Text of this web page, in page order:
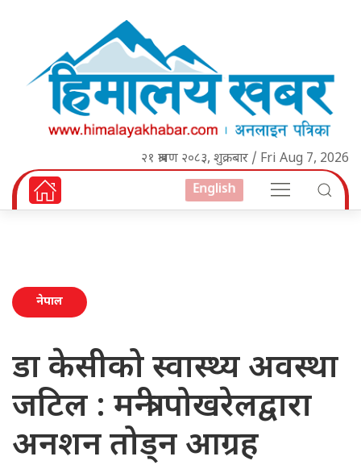
२१ श्रावण २०८३, शुक्रबार / Fri Aug 7, 2026
English
नेपाल
डा केसीको स्वास्थ्य अवस्था
जटिल : मन्त्री पोखरेलद्वारा
अनशन तोड्न आग्रह